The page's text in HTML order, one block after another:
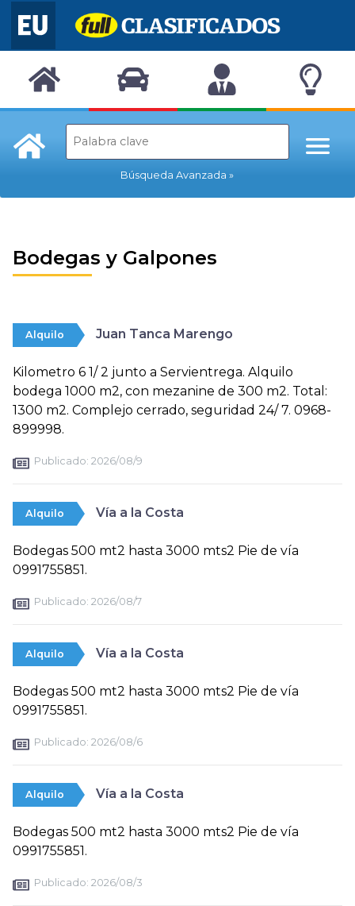
Búsqueda Avanzada
Bodegas y Galpones
Alquilo Juan Tanca Marengo
Kilometro 6 1/ 2 junto a Servientrega. Alquilo
bodega 1000 m2, con mezanine de 300 m2. Total:
1300 m2. Complejo cerrado, seguridad 24/ 7. 0968-
899998.
Publicado: 2026/08/9
Alquilo Vía a la Costa
Bodegas 500 mt2 hasta 3000 mts2 Pie de vía
0991755851.
Publicado: 2026/08/7
Alquilo Vía a la Costa
Bodegas 500 mt2 hasta 3000 mts2 Pie de vía
0991755851.
Publicado: 2026/08/6
Alquilo Vía a la Costa
Bodegas 500 mt2 hasta 3000 mts2 Pie de vía
0991755851.
Publicado: 2026/08/3